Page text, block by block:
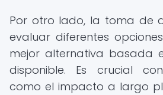
Por otro lado, la toma de
evaluar diferentes
mejor alternativa basada
disponible. Es crucial
como el impacto a largo